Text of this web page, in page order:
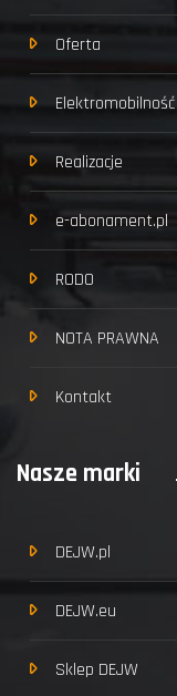
Oferta
Elektromobilność
Realizacje
e-abonament.pl
RODO
NOTA PRAWNA
Kontakt
Nasze marki
DEJW.pl
DEJW.eu
Sklep DEJW